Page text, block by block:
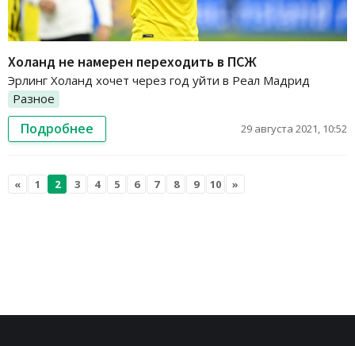
Холанд не намерен переходить в ПСЖ
Эрлинг Холанд хочет через год уйти в Реал Мадрид
Разное
Подробнее 29 августа 2021, 10:52
« 1 2 3 4 5 6 7 8 9 10 »